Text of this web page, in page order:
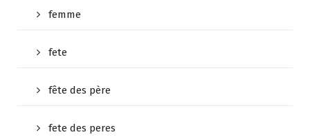
femme
fete
fête des père
fete des peres